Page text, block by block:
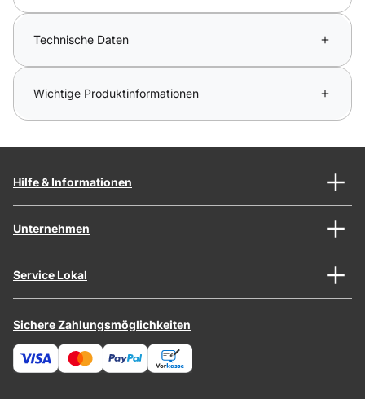
Technische Daten
Wichtige Produktinformationen
Hilfe & Informationen
Unternehmen
Service Lokal
Sichere Zahlungsmöglichkeiten